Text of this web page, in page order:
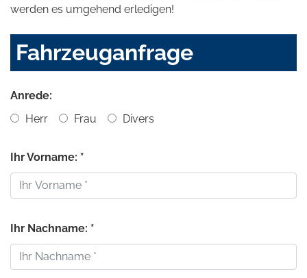
werden es umgehend erledigen!
Fahrzeuganfrage
Anrede:
Herr
Frau Divers
Ihr Vorname: *
Ihr Nachname: *